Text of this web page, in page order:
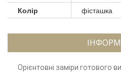
Колір фісташка
Орієнтовні заміри готового